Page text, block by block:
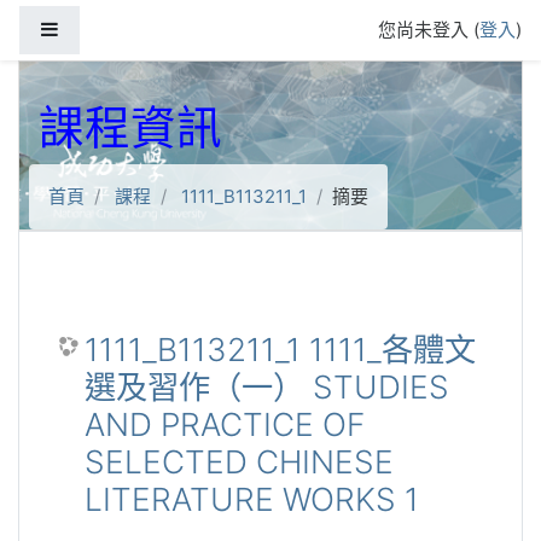
您尚未登入 (登入)
課程資訊
首頁 課程 1111_B113211_1 摘要
1111_B113211_1 1111_各體文
選及習作（一） STUDIES
AND PRACTICE OF
SELECTED CHINESE
LITERATURE WORKS 1